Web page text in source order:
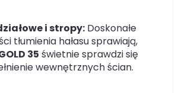
i stropy: Doskonałe
tłumienia hałasu sprawiają,
35 świetnie sprawdzi się
wewnętrznych ścian.